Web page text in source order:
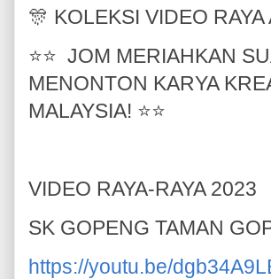
🎊 KOLEKSI VIDEO
⭐️⭐️ JOM MERIAHKAN
MENONTON KARYA
MALAYSIA! ⭐️⭐️
VIDEO RAYA-RAYA 2023
SK GOPENG TAMAN
https://youtu.be/